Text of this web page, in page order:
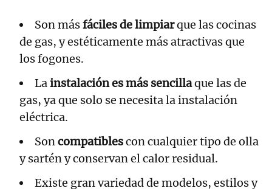
Son másfáciles de limpiarque las cocinas
de gas, y estéticamente más atractivas que
los fogones.
Lainstalación es más sencillaque las de
gas, ya que solo se necesita la instalación
eléctrica.
Soncompatiblescon cualquier tipo de olla
y sartén y conservan el calor residual.
Existe gran variedad de modelos, estilos y